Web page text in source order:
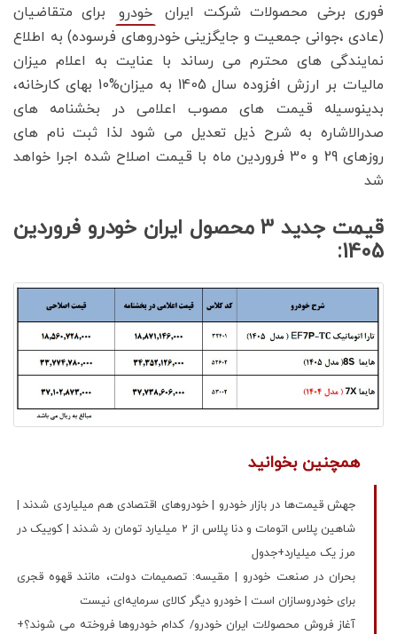
فوری برخی محصولات شرکت ایران
خودرو
برای متقاضیان
(عادی ،جوانی جمعیت و جایگزینی خودروهای فرسوده) به اطلاع
نمایندگی های محترم می رساند با عنایت به اعلام میزان
مالیات بر ارزش افزوده سال 1405 به میزان%10 بهای کارخانه،
بدینوسیله قیمت های مصوب اعلامی در بخشنامه های
صدرالاشاره به شرح ذیل تعدیل می شود لذا ثبت نام های
روزهای 29 و 30 فروردین ماه با قیمت اصلاح شده اجرا خواهد
شد
قیمت جدید 3 محصول ایران خودرو فروردین
1405:
همچنین بخوانید
جهش قیمت‌ها در بازار خودرو | خودروهای اقتصادی هم میلیاردی شدند |
شاهین پلاس اتومات و دنا پلاس از 2 میلیارد تومان رد شدند | کوییک در
مرز یک میلیارد+جدول
بحران در صنعت خودرو | مقیسه: تصمیمات دولت، مانند قهوه قجری
برای خودروسازان است | خودرو دیگر کالای سرمایه‌ای نیست
آغاز فروش محصولات ایران خودرو/ کدام خودروها فروخته می شوند؟+